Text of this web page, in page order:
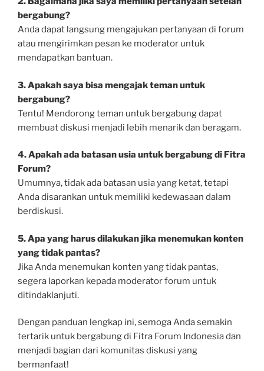
bergabung?
Anda dapat langsung mengajukan pertanyaan di forum
atau mengirimkan pesan ke moderator untuk
mendapatkan bantuan.
3. Apakah saya bisa mengajak teman untuk
bergabung?
Tentu! Mendorong teman untuk bergabung dapat
membuat diskusi menjadi lebih menarik dan beragam.
4. Apakah ada batasan usia untuk bergabung di Fitra
Forum?
Umumnya, tidak ada batasan usia yang ketat, tetapi
Anda disarankan untuk memiliki kedewasaan dalam
berdiskusi.
5. Apa yang harus dilakukan jika menemukan konten
yang tidak pantas?
Jika Anda menemukan konten yang tidak pantas,
segera laporkan kepada moderator forum untuk
ditindaklanjuti.
Dengan panduan lengkap ini, semoga Anda semakin
tertarik untuk bergabung di Fitra Forum Indonesia dan
menjadi bagian dari komunitas diskusi yang
bermanfaat!